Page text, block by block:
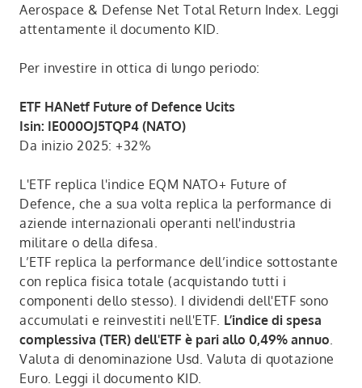
Aerospace & Defense Net Total Return Index. Leggi
attentamente il documento KID.
Per investire in ottica di lungo periodo:
ETF HANetf Future of Defence Ucits
Isin: IE000OJ5TQP4 (NATO)
Da inizio 2025: +32%
L'ETF replica l'indice EQM NATO+ Future of
Defence, che a sua volta replica la performance di
aziende internazionali operanti nell'industria
militare o della difesa.
L’ETF replica la performance dell’indice sottostante
con replica fisica totale (acquistando tutti i
componenti dello stesso). I dividendi dell'ETF sono
accumulati e reinvestiti nell'ETF. L’indice di spesa
complessiva (TER) dell'ETF è pari allo 0,49% annuo.
Valuta di denominazione Usd. Valuta di quotazione
Euro. Leggi il documento KID.